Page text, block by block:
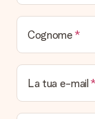
Cognome
La tua e-mail